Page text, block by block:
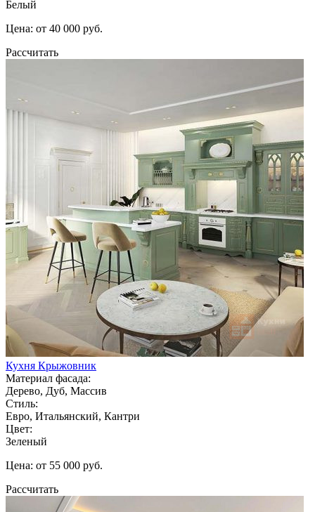
Белый
Цена: от 40 000 руб.
Рассчитать
Кухня Крыжовник
Материал фасада:
Дерево, Дуб, Массив
Стиль:
Евро, Итальянский, Кантри
Цвет:
Зеленый
Цена: от 55 000 руб.
Рассчитать